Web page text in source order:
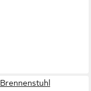
Brennenstuhl